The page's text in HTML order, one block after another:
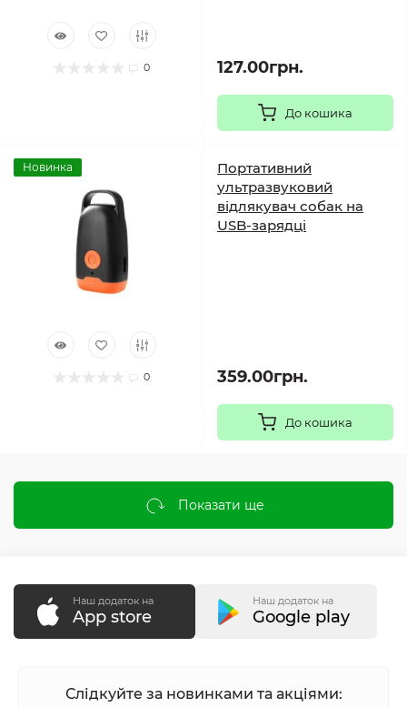
0 127.00грн.
До кошика
Новинка
0
Портативний
ультразвуковий
відлякувач собак на
USB-зарядці
359.00грн.
До кошика
Показати ще
Наш додаток на
App store
Наш додаток на
Google play
Слідкуйте за новинками та акціями: